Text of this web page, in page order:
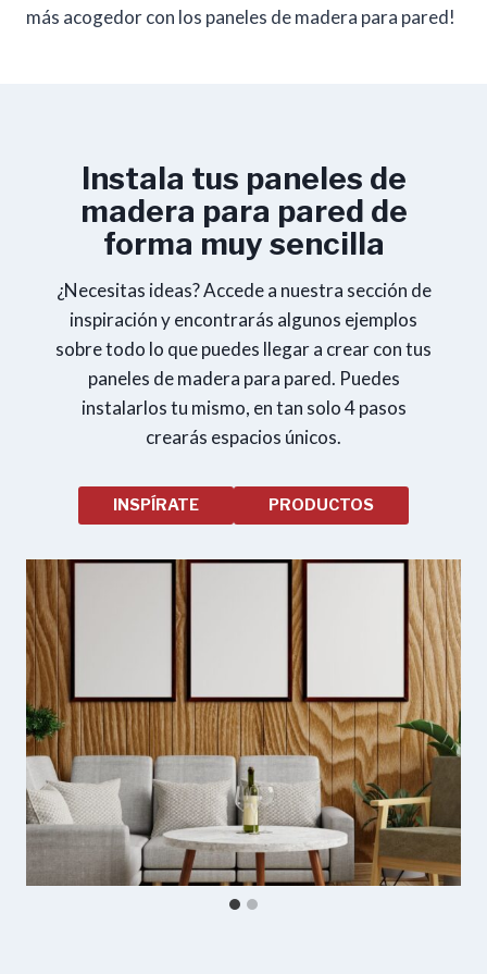
más acogedor con los paneles de madera para pared!
Instala tus paneles de
madera para pared de
forma muy sencilla
¿Necesitas ideas? Accede a nuestra sección de
inspiración y encontrarás algunos ejemplos
sobre todo lo que puedes llegar a crear con tus
paneles de madera para pared. Puedes
instalarlos tu mismo, en tan solo 4 pasos
crearás espacios únicos.
INSPÍRATE PRODUCTOS